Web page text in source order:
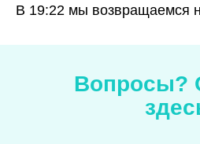
В 19:22 мы возвращаемся
Вопросы?